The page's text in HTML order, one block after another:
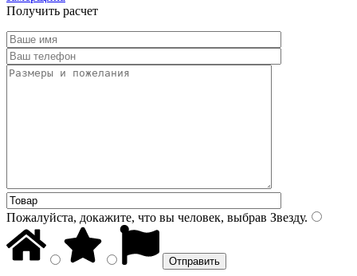
Получить расчет
Пожалуйста, докажите, что вы человек, выбрав Звезду.